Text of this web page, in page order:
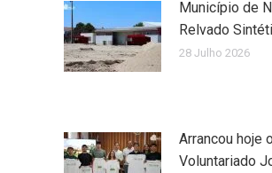
Município de
Relvado
28 Julho 2026
Arrancou hoje
Voluntariado